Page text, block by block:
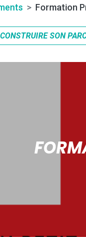
Formation
CONSTRUIRE SON